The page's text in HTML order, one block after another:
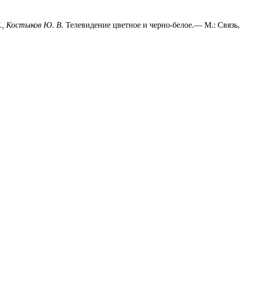
Костыков Ю. В. Телевидение цветное и черно-белое.— М.: Связь,